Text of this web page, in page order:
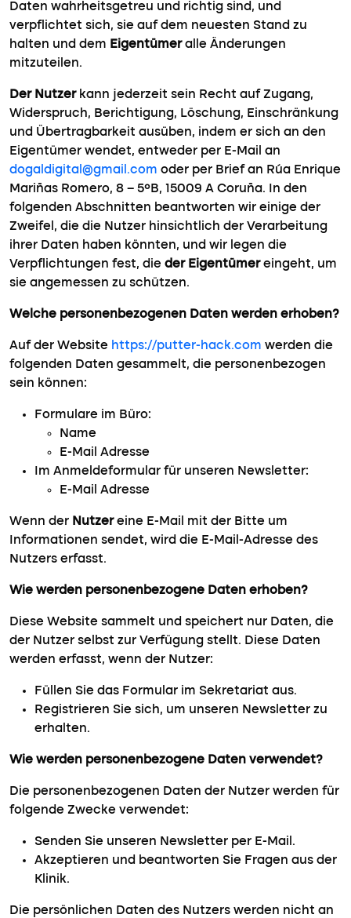
Daten wahrheitsgetreu und richtig sind, und
verpflichtet sich, sie auf dem neuesten Stand zu
halten und dem Eigentümeralle Änderungen
mitzuteilen.
Der Nutzerkann jederzeit sein Recht auf Zugang,
Widerspruch, Berichtigung, Löschung, Einschränkung
und Übertragbarkeit ausüben, indem er sich an den
Eigentümer wendet, entweder per E-Mail an
dogaldigital@gmail.com oder per Brief an Rúa Enrique
Mariñas Romero, 8 – 5ºB, 15009 A Coruña. In den
folgenden Abschnitten beantworten wir einige der
Zweifel, die die Nutzer hinsichtlich der Verarbeitung
ihrer Daten haben könnten, und wir legen die
Verpflichtungen fest, die der Eigentümereingeht, um
sie angemessen zu schützen.
Welche personenbezogenen Daten werden erhoben?
Auf der Website https://putter-hack.com werden die
folgenden Daten gesammelt, die personenbezogen
sein können:
Formulare im Büro:
Name
E-Mail Adresse
Im Anmeldeformular für unseren Newsletter:
E-Mail Adresse
Wenn der Nutzereine E-Mail mit der Bitte um
Informationen sendet, wird die E-Mail-Adresse des
Nutzers erfasst.
Wie werden personenbezogene Daten erhoben?
Diese Website sammelt und speichert nur Daten, die
der Nutzer selbst zur Verfügung stellt. Diese Daten
werden erfasst, wenn der Nutzer:
Füllen Sie das Formular im Sekretariat aus.
Registrieren Sie sich, um unseren Newsletter zu
erhalten.
Wie werden personenbezogene Daten verwendet?
Die personenbezogenen Daten der Nutzer werden für
folgende Zwecke verwendet:
Senden Sie unseren Newsletter per E-Mail.
Akzeptieren und beantworten Sie Fragen aus der
Klinik.
Die persönlichen Daten des Nutzers werden nicht an